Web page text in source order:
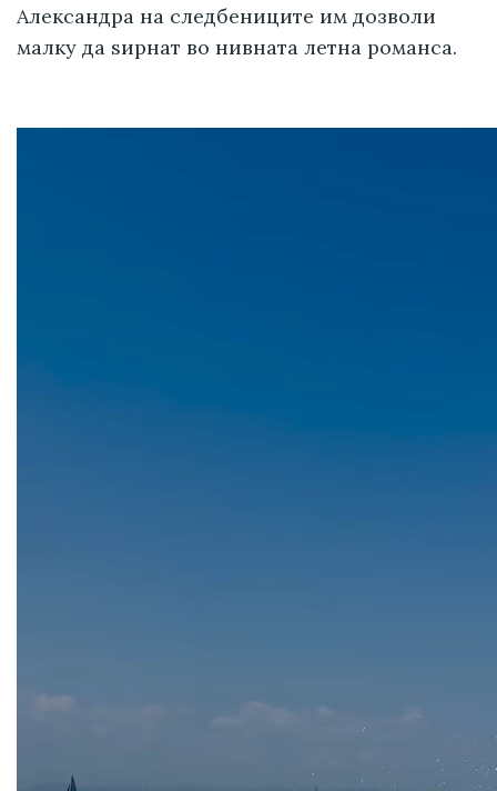
Александра на следбениците им дозволи
малку да ѕирнат во нивната летна романса.